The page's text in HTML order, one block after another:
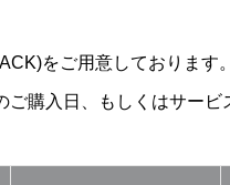
をご用意しております。
ご購入日、もしくはサー